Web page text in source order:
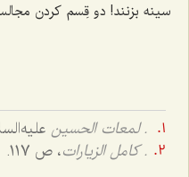
سینه بزنند! دو قِسم کردن
. لمعات الحسین
. كامل الزيارات، ص 117.